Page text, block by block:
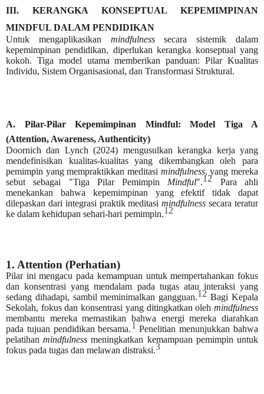
III. KERANGKA KONSEPTUAL KEPEMIMPINAN
MINDFUL DALAM PENDIDIKAN
Untuk mengaplikasikan mindfulnesssecara sistemik dalam
kepemimpinan pendidikan, diperlukan kerangka konseptual yang
kokoh. Tiga model utama memberikan panduan: Pilar Kualitas
Individu, Sistem Organisasional, dan Transformasi Struktural.
A. Pilar-Pilar Kepemimpinan Mindful: Model Tiga A
(Attention, Awareness, Authenticity)
Doornich dan Lynch (2024) mengusulkan kerangka kerja yang
mendefinisikan kualitas-kualitas yang dikembangkan oleh para
pemimpin yang mempraktikkan meditasi mindfulness, yang mereka
sebut sebagai "Tiga Pilar Pemimpin Mindful".12 Para ahli
menekankan bahwa kepemimpinan yang efektif tidak dapat
dilepaskan dari integrasi praktik meditasimindfulness secara teratur
ke dalam kehidupan sehari-hari pemimpin.12
1. Attention (Perhatian)
Pilar ini mengacu pada kemampuan untuk mempertahankan fokus
dan konsentrasi yang mendalam pada tugas atau interaksi yang
sedang dihadapi, sambil meminimalkan gangguan.12 Bagi Kepala
Sekolah, fokus dan konsentrasi yang ditingkatkan oleh mindfulness
membantu mereka memastikan bahwa energi mereka diarahkan
pada tujuan pendidikan bersama.1 Penelitian menunjukkan bahwa
pelatihanmindfulness meningkatkan kemampuan pemimpin untuk
fokus pada tugas dan melawan distraksi.3